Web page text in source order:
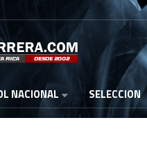
NACIONAL SELECCION